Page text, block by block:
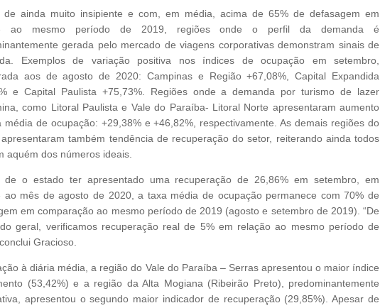
de ainda muito insipiente e com, em média, acima de 65% de defasagem em
ao mesmo período de 2019, regiões onde o perfil da demanda é
gerada pelo mercado de viagens corporativas demonstram sinais de
Exemplos de variação positiva nos índices de ocupação em setembro,
aos de agosto de 2020: Campinas e Região +67,08%, Capital Expandida
e Capital Paulista +75,73%. Regiões onde a demanda por turismo de lazer
como Litoral Paulista e Vale do Paraíba- Litoral Norte apresentaram aumento
média de ocupação: +29,38% e +46,82%, respectivamente. As demais regiões do
também tendência de recuperação do setor, reiterando ainda todos
aquém dos números ideais.
de o estado ter apresentado uma recuperação de 26,86% em setembro, em
ao mês de agosto de 2020, a taxa média de ocupação permanece com 70% de
em comparação ao mesmo período de 2019 (agosto e setembro de 2019). “De
geral, verificamos recuperação real de 5% em relação ao mesmo período de
Gracioso.
à diária média, a região do Vale do Paraíba – Serras apresentou o maior índice
(53,42%) e a região da Alta Mogiana (Ribeirão Preto), predominantemente
apresentou o segundo maior indicador de recuperação (29,85%). Apesar de